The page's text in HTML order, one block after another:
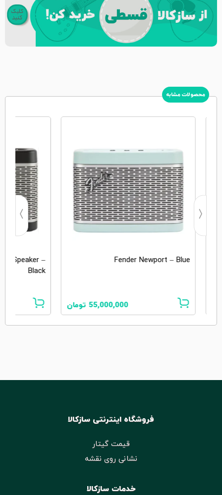
محصولات مشابه
Fender Newport – Blue
55,000,000 تومان
Speaker –
Black
فروشگاه اینترنتی سازکالا
قیمت گیتار
نشانی روی نقشه
خدمات سازکالا